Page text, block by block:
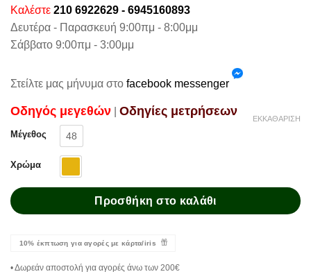
Καλέστε 210 6922629 - 6945160893
Δευτέρα - Παρασκευή 9:00πμ - 8:00μμ
Σάββατο 9:00πμ - 3:00μμ
Στείλτε μας μήνυμα στο facebook messenger
Oδηγός μεγεθών Oδηγίες μετρήσεων
Μέγεθος 48
Χρώμα
ΕΚΚΑΘΆΡΙΣΗ
Προσθήκη στο καλάθι
10% έκπτωση για αγορές με κάρτα/iris
• Δωρεάν αποστολή για αγορές άνω των 200€